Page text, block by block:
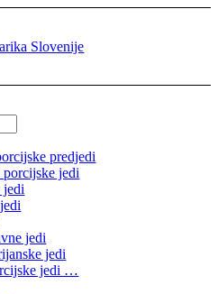
predjedi
porcijske jedi
jedi
jedi
jedi
jedi …